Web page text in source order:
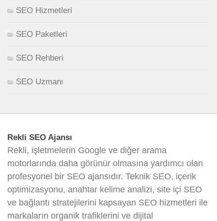
SEO Hizmetleri
SEO Paketleri
SEO Rehberi
SEO Uzmanı
Rekli SEO Ajansı
Rekli, işletmelerin Google ve diğer arama
motorlarında daha görünür olmasına yardımcı olan
profesyonel bir SEO ajansıdır. Teknik SEO, içerik
optimizasyonu, anahtar kelime analizi, site içi SEO
ve bağlantı stratejilerini kapsayan SEO hizmetleri ile
markaların organik trafiklerini ve dijital